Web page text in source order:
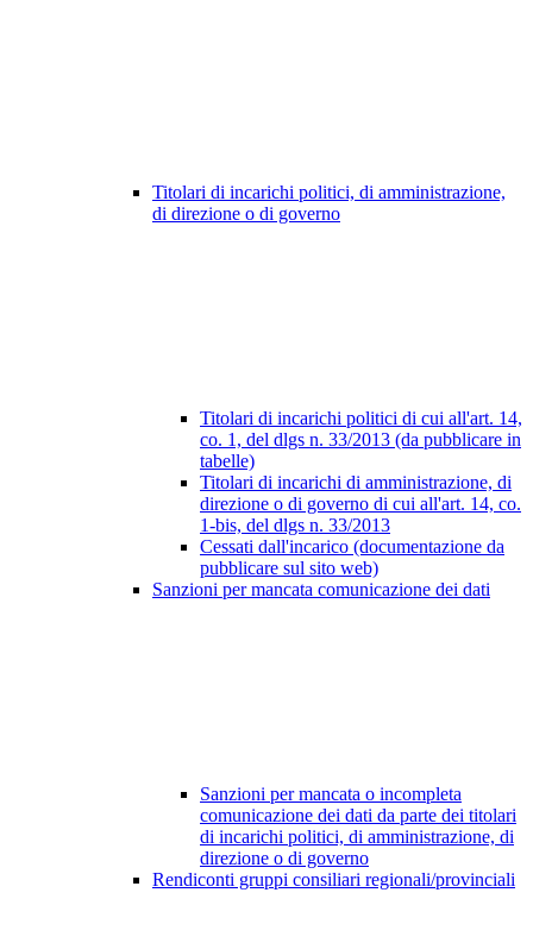
Titolari di incarichi politici, di amministrazione,
di direzione o di governo
Titolari di incarichi politici di cui all'art. 14,
co. 1, del dlgs n. 33/2013 (da pubblicare in
tabelle)
Titolari di incarichi di amministrazione, di
direzione o di governo di cui all'art. 14, co.
1-bis, del dlgs n. 33/2013
Cessati dall'incarico (documentazione da
pubblicare sul sito web)
Sanzioni per mancata comunicazione dei dati
Sanzioni per mancata o incompleta
comunicazione dei dati da parte dei titolari
di incarichi politici, di amministrazione, di
direzione o di governo
Rendiconti gruppi consiliari regionali/provinciali